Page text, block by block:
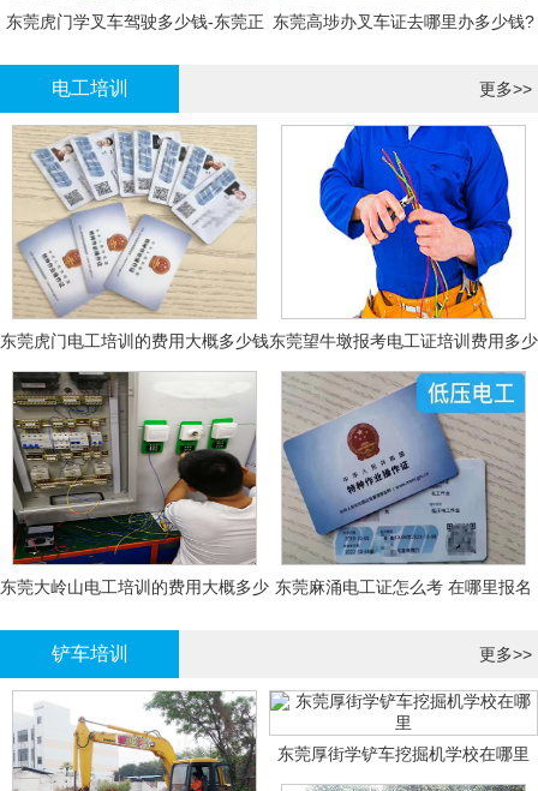
东莞虎门学叉车驾驶多少钱-东莞正 东莞高埗办叉车证去哪里办多少钱?
电工培训 更多>>
东莞虎门电工培训的费用大概多少钱东莞望牛墩报考电工证培训费用多少
钱
东莞大岭山电工培训的费用大概多少 东莞麻涌电工证怎么考 在哪里报名
铲车培训 更多>>
东莞厚街学铲车挖掘机学校在哪里